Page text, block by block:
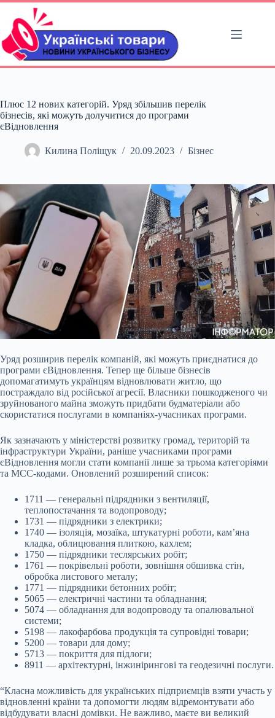
Перейти
вмісту
Плюс 12 нових категорій. Уряд збільшив перелік
бізнесів, які можуть долучитися до програми
єВідновлення
Килина Поліщук 20.09.2023 Бізнес
Уряд розширив перелік компаній, які можуть приєднатися до
програми єВідновлення. Тепер ще більше бізнесів
допомагатимуть українцям відновлювати житло, що
постраждало від російської агресії. Власники пошкодженого чи
зруйнованого майна зможуть придбати будматеріали або
скористатися послугами в компаніях-учасниках програми.
Як зазначають у міністерстві розвитку громад, територій та
інфраструктури України, раніше учасниками програми
єВідновлення могли стати компанії лише за трьома категоріями
та МСС-кодами. Оновлений розширений список:
1711 — генеральні підрядники з вентиляції,
теплопостачання та водопроводу;
1731 — підрядники з електрики;
1740 — ізоляція, мозаїка, штукатурні роботи, кам’яна
кладка, облицювання плиткою, кахлем;
1750 — підрядники теслярських робіт;
1761 — покрівельні роботи, зовнішня обшивка стін,
обробка листового металу;
1771 — підрядники бетонних робіт;
5065 — електричні частини та обладнання;
5074 — обладнання для водопроводу та опалювальної
системи;
5198 — лакофарбова продукція та супровідні товари;
5200 — товари для дому;
5713 — покриття для підлоги;
8911 — архітектурні, інжинірингові та геодезичні послуги.
“Класна можливість для українських підприємців взяти участь у
відновленні країни та допомогти людям відремонтувати або
відбудувати власні домівки. Не важливо, маєте ви великий